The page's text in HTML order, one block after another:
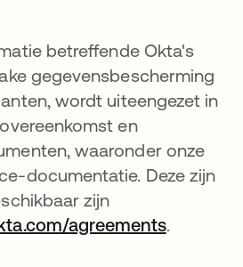
betreffende Okta's
gegevensbescherming
wordt uiteengezet in
en
waaronder onze
documentatie. Deze zijn
zijn
agreements.